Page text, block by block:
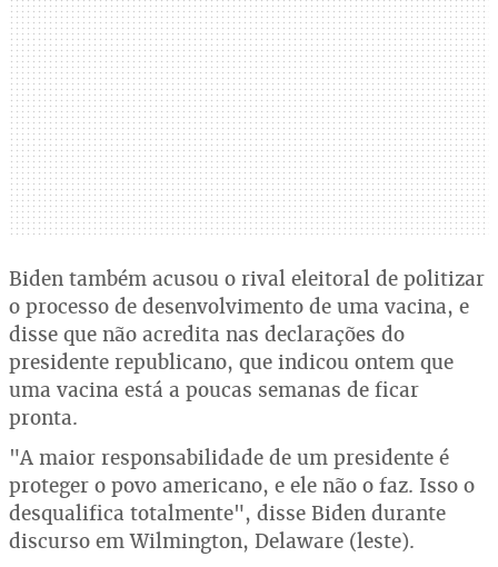
Biden também acusou o rival eleitoral de politizar
o processo de desenvolvimento de uma vacina, e
disse que não acredita nas declarações do
presidente republicano, que indicou ontem que
uma vacina está a poucas semanas de ficar
pronta.
"A maior responsabilidade de um presidente é
proteger o povo americano, e ele não o faz. Isso o
desqualifica totalmente", disse Biden durante
discurso em Wilmington, Delaware (leste).